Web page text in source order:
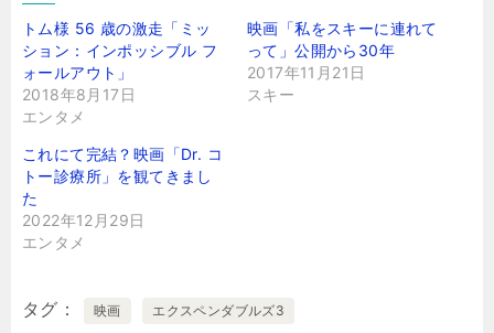
トム様 56 歳の激走「ミッ
ション：インポッシブル フ
ォールアウト」
2018年8月17日
エンタメ
映画「私をスキーに連れて
って」公開から30年
2017年11月21日
スキー
これにて完結？映画「Dr. コ
トー診療所」を観てきまし
た
2022年12月29日
エンタメ
タグ 映画 エクスペンダブルズ3